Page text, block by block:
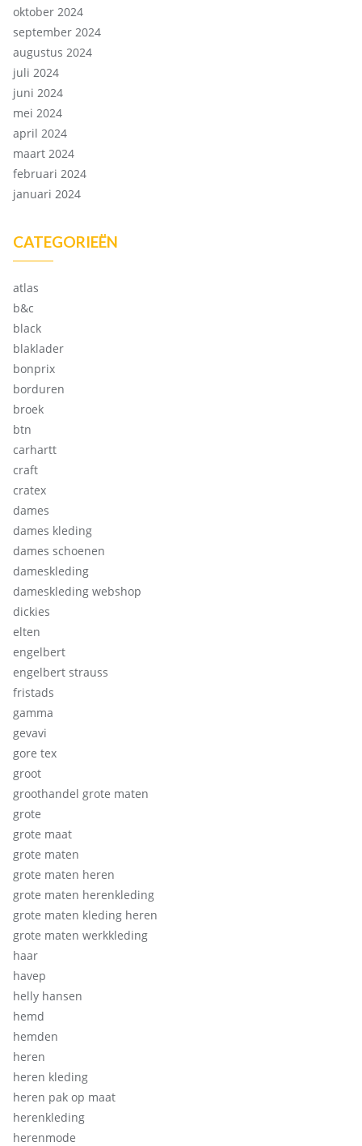
oktober 2024
september 2024
augustus 2024
juli 2024
juni 2024
mei 2024
april 2024
maart 2024
februari 2024
januari 2024
CATEGORIEËN
atlas
b&c
black
blaklader
bonprix
borduren
broek
btn
carhartt
craft
cratex
dames
dames kleding
dames schoenen
dameskleding
dameskleding webshop
dickies
elten
engelbert
engelbert strauss
fristads
gamma
gevavi
gore tex
groot
groothandel grote maten
grote
grote maat
grote maten
grote maten heren
grote maten herenkleding
grote maten kleding heren
grote maten werkkleding
haar
havep
helly hansen
hemd
hemden
heren
heren kleding
heren pak op maat
herenkleding
herenmode